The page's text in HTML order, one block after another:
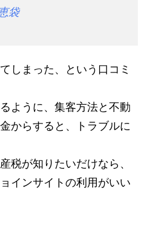
袋
しまった、という口コミ
ように、集客方法と不動
からすると、トラブルに
税が知りたいだけなら、
インサイトの利用がいい